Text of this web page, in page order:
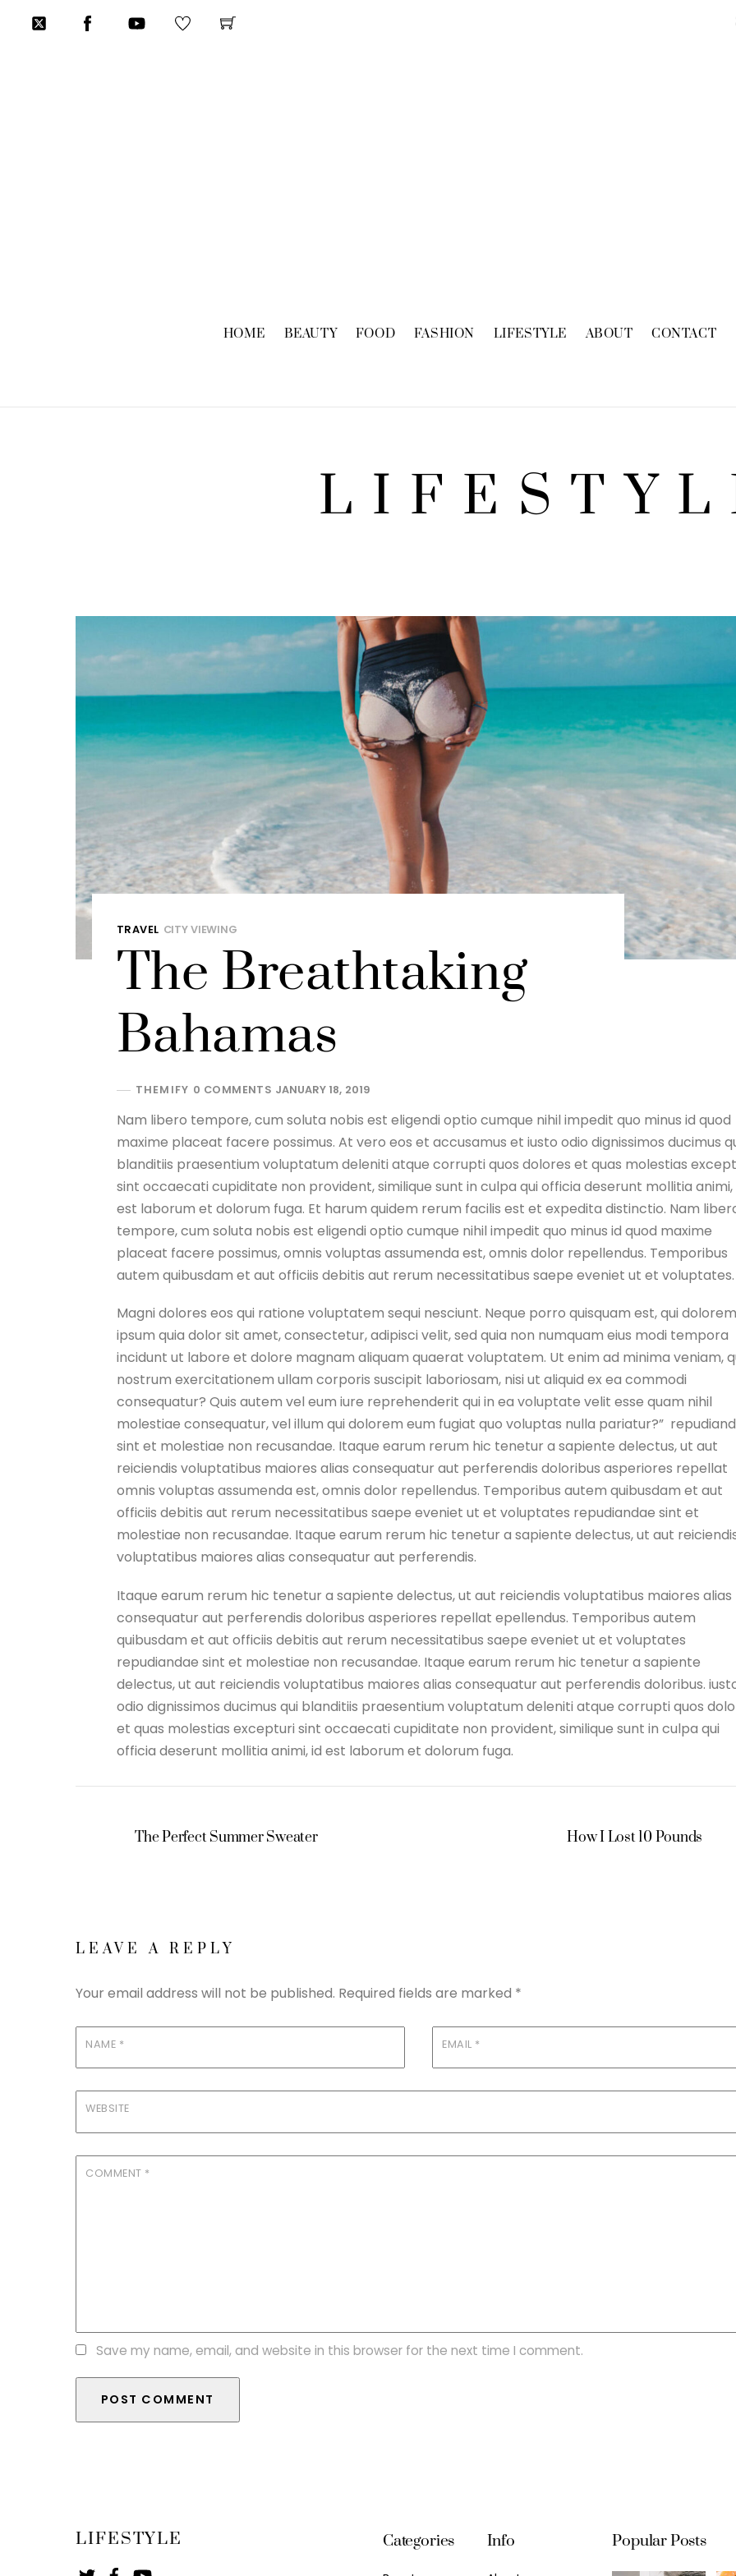
HOME BEAUTY FOOD FASHION LIFESTYLE ABOUT CONTACT
TRAVEL CITY VIEWING
The Breathtaking
Bahamas
THEMIFY 0 COMMENTS JANUARY 18, 2019
Nam libero tempore, cum soluta nobis est eligendi optio cumque nihil impedit quo minus id quod
maxime placeat facere possimus. At vero eos et accusamus et iusto odio dignissimos ducimus
blanditiis praesentium voluptatum deleniti atque corrupti quos dolores et quas molestias
sint occaecati cupiditate non provident, similique sunt in culpa qui officia deserunt mollitia animi,
est laborum et dolorum fuga. Et harum quidem rerum facilis est et expedita distinctio. Nam
tempore, cum soluta nobis est eligendi optio cumque nihil impedit quo minus id quod maxime
placeat facere possimus, omnis voluptas assumenda est, omnis dolor repellendus. Temporibus
autem quibusdam et aut officiis debitis aut rerum necessitatibus saepe eveniet ut et voluptates.
Magni dolores eos qui ratione voluptatem sequi nesciunt. Neque porro quisquam est, qui dolorem
ipsum quia dolor sit amet, consectetur, adipisci velit, sed quia non numquam eius modi tempora
incidunt ut labore et dolore magnam aliquam quaerat voluptatem. Ut enim ad minima veniam,
nostrum exercitationem ullam corporis suscipit laboriosam, nisi ut aliquid ex ea commodi
consequatur? Quis autem vel eum iure reprehenderit qui in ea voluptate velit esse quam nihil
molestiae consequatur, vel illum qui dolorem eum fugiat quo voluptas nulla pariatur?”
sint et molestiae non recusandae. Itaque earum rerum hic tenetur a sapiente delectus, ut aut
reiciendis voluptatibus maiores alias consequatur aut perferendis doloribus asperiores repellat
omnis voluptas assumenda est, omnis dolor repellendus. Temporibus autem quibusdam et aut
officiis debitis aut rerum necessitatibus saepe eveniet ut et voluptates repudiandae sint et
molestiae non recusandae. Itaque earum rerum hic tenetur a sapiente delectus, ut aut
voluptatibus maiores alias consequatur aut perferendis.
Itaque earum rerum hic tenetur a sapiente delectus, ut aut reiciendis voluptatibus maiores alias
consequatur aut perferendis doloribus asperiores repellat epellendus. Temporibus autem
quibusdam et aut officiis debitis aut rerum necessitatibus saepe eveniet ut et voluptates
repudiandae sint et molestiae non recusandae. Itaque earum rerum hic tenetur a sapiente
delectus, ut aut reiciendis voluptatibus maiores alias consequatur aut perferendis doloribus.
odio dignissimos ducimus qui blanditiis praesentium voluptatum deleniti atque corrupti quos
et quas molestias excepturi sint occaecati cupiditate non provident, similique sunt in culpa qui
officia deserunt mollitia animi, id est laborum et dolorum fuga.
The Perfect Summer Sweater How I Lost 10 Pounds
LEAVE A REPLY
Your email address will not be published. Required fields are marked *
NAME * EMAIL *
WEBSITE
COMMENT *
Save my name, email, and website in this browser for the next time I comment.
LIFESTYLE
TwitterFacebook
Categories Info Popular Posts